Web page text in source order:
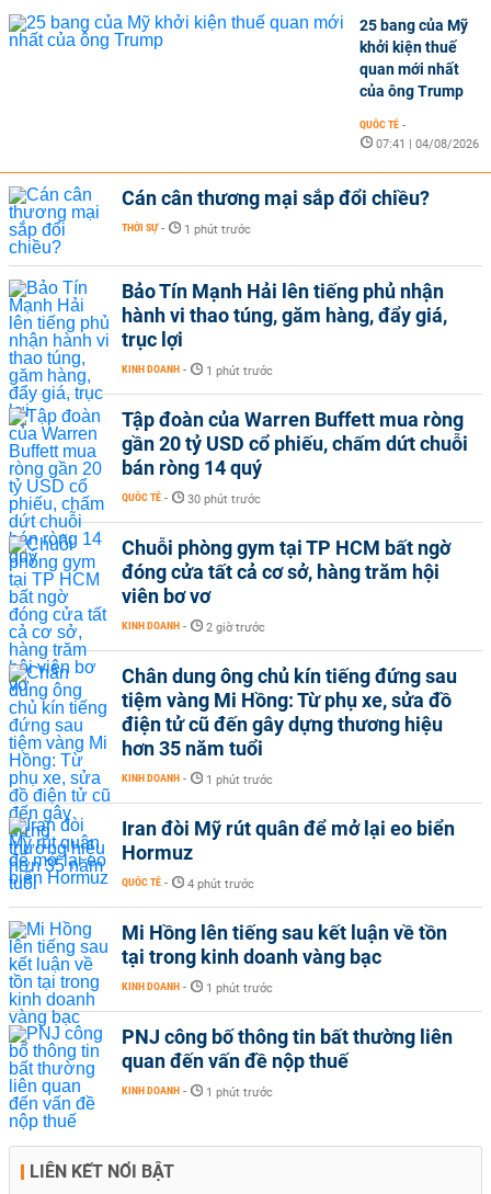
25 bang của Mỹ
khởi kiện thuế
quan mới nhất
của ông Trump
QUỐC TẾ -
07:41 | 04/08/2026
Cán cân thương mại sắp đổi chiều?
THỜI SỰ - 1 phút trước
Bảo Tín Mạnh Hải lên tiếng phủ nhận
hành vi thao túng, găm hàng, đẩy giá,
trục lợi
KINH DOANH - 1 phút trước
Tập đoàn của Warren Buffett mua ròng
gần 20 tỷ USD cổ phiếu, chấm dứt chuỗi
bán ròng 14 quý
QUỐC TẾ - 30 phút trước
Chuỗi phòng gym tại TP HCM bất ngờ
đóng cửa tất cả cơ sở, hàng trăm hội
viên bơ vơ
KINH DOANH - 2 giờ trước
Chân dung ông chủ kín tiếng đứng sau
tiệm vàng Mi Hồng: Từ phụ xe, sửa đồ
điện tử cũ đến gây dựng thương hiệu
hơn 35 năm tuổi
KINH DOANH - 1 phút trước
Iran đòi Mỹ rút quân để mở lại eo biển
Hormuz
QUỐC TẾ - 4 phút trước
Mi Hồng lên tiếng sau kết luận về tồn
tại trong kinh doanh vàng bạc
KINH DOANH - 1 phút trước
PNJ công bố thông tin bất thường liên
quan đến vấn đề nộp thuế
KINH DOANH - 1 phút trước
LIÊN KẾT NỔI BẬT